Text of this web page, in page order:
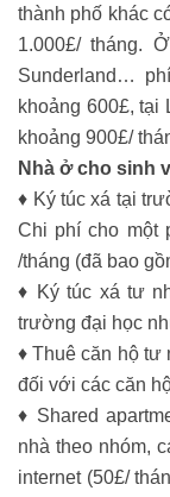
thành phố khác
1.000£/ tháng.
Sunderland…
khoảng 600£, tại
khoảng 900£/
Nhà ở cho sinh
♦ Ký túc xá tại
Chi phí cho một
/tháng (đã bao
♦ Ký túc xá tư
trường đại học
♦ Thuê căn hộ tư
đối với các căn
♦ Shared
nhà theo nhóm,
internet (50£/